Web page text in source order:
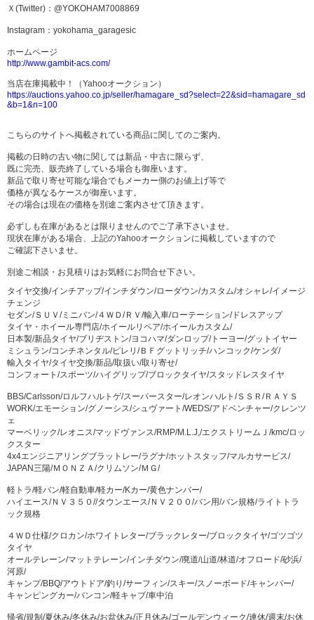
Ｘ(Twitter)：@YOKOHAM7008869
Instagram：yokohama_garagesic
ホームページ
http://www.gambit-acs.com/
当店在庫掲載中！（Yahooオークション）
https://auctions.yahoo.co.jp/seller/hamagare_sd?select=22&sid=hamagare_sd
&b=1&n=100
こちらのサイトへ掲載されている商品に関してのご案内。
掲載の日時の古い物に関しては新品・中古に限らず、
既に完売、販売終了している場合も御座います。
新品で取り寄せ可能な場合でもメーカー側のお値上げ等で
価格が異なるケースが御座います。
その場合は現在の価格を別途ご案内させて頂きます。
必ずしも在庫があるとは限りませんのでご了承下さいませ。
現状在庫がある場合、上記のYahooオークションに掲載していますので
ご確認下さいませ。
別途ご相談・お見積りはお気軽にお問合せ下さい。
タイヤ交換/インチアップ/インチダウン/ローダウン/カスタム/オシャレ/イメージ
チェンジ
セダン/ＳＵＶ/ミニバン/４ＷＤ/ＲＶ/輸入車/ローテーション/ドレスアップ
タイヤ・ホイール専門店/ホイールリペア/ホイールカスタム/
日本製/新品タイヤ/ブリヂストン/ヨコハマ/ダンロップ/トーヨー/グットイヤー
ミシュラン/コンチネンタル/ピレリ/ＢＦグットリッチ/ハンコック/ケンダ/
輸入タイヤ/タイヤ交換/新品/取扱い/取り寄せ/
コンフォート/スポーツ/ハイグリップ/ブロックタイヤ/スタッドレスタイヤ
BBS/Carlsson/ロルフハルトゲ/スーパースター/レオンハルト/ＳＳＲ/ＲＡＹＳ
WORK/エモーション/グノーシス/シュヴァート/WEDS/アドベンチャー/クレンツ
ェ
マーベリック/レオニス/マッドヴァンス/RMP/M.L.J,/エクストリームＪ/kmc/ロッ
クスター
4x4エンジニアリングブラットレー/ラグナ/ホットスタッフ/マルカサービス/
JAPAN三陽/ＭＯＮＺＡ/クリムソン/ＭＧ/
軽トラ/軽バン/軽自動車/軽カー/Kカー/黄色ナンバー/
ハイエース/ＮＶ３５０//タウンエース/ＮＶ２００/バン用/バン規格/ライトトラ
ック規格
４ＷＤ仕様/クロカン/ホワイトレター/ブラックレター/ブロックタイヤ/ゴツゴツ
タイヤ
オールテレーン/マットテレーン/インチダウン/廃道/山道/林道/オフロード/砂浜/
河原/
キャンプ/BBQ/アウトドア/釣り/サーフィン/スキー/スノーボード/キャンパー/
キャンピングカー/バンコン/軽キャブ/車中泊
帰省/規制/夏休み/冬休み/お盆休み/正月休み/ゴールデンウィーク/連休/週末/お休